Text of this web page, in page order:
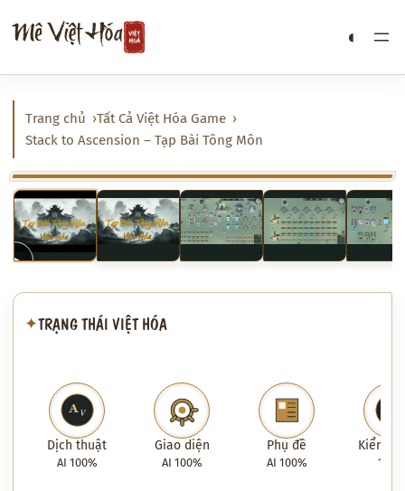
đến
nội
dung
Mê Việt Hóa ◐
Trang chủ
Tất Cả Việt Hóa Game
Stack to Ascension – Tạp Bài Tông Môn
Phát video
‹ ›
▶
✦TRẠNG THÁI VIỆT HÓA
Dịch thuật
AI 100%
Giao diện
AI 100%
Phụ đề
AI 100%
Kiểm
100%